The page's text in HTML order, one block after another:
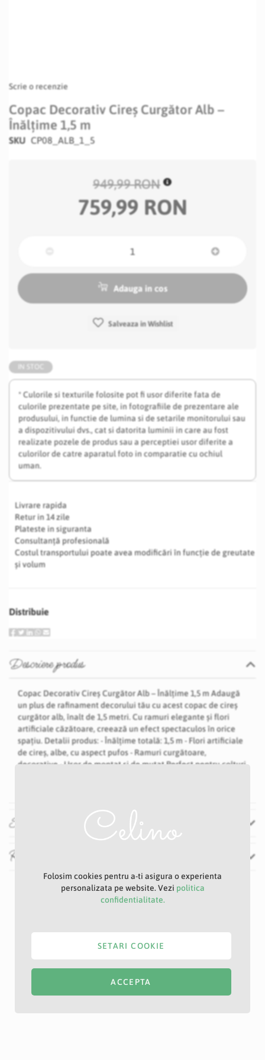
Scrie o recenzie
Copac Decorativ Cireș Curgător Alb –
Înălțime 1,5 m
SKU CP08_ALB_1_5
* Culorile si texturile folosite pot fi usor diferite fata de
culorile prezentate pe site, in fotografiile de prezentare ale
produsului, in functie de lumina si de setarile monitorului sau
a dispozitivului dvs., cat si datorita luminii in care au fost
realizate pozele de produs sau a perceptiei usor diferite a
culorilor de catre aparatul foto in comparatie cu ochiul
uman.
Livrare rapida
Retur in 14 zile
Plateste in siguranta
Consultanță profesională
Costul transportului poate avea modificări în funcție de greutate
și volum
Distribuie
949,99 RON
759,99 RON
Adauga in cos
Salveaza in Wishlist
Descriere produs
Copac Decorativ Cireș Curgător Alb – Înălțime 1,5 m Adaugă
un plus de rafinament decorului tău cu acest copac de cireș
curgător alb, înalt de 1,5 metri. Cu ramuri elegante și flori
artificiale căzătoare, creează un efect spectaculos în orice
spațiu. Detalii produs: - Înălțime totală: 1,5 m - Flori artificiale
de cireș, albe, cu aspect pufos - Ramuri curgătoare,
decorative - Ușor de montat și de mutat Perfect pentru colțuri
Specificatii
Recenzii
Folosim cookies pentru a-ti asigura o experienta
personalizata pe website. Vezi politica
confidentialitate.
ACCEPTA
SETARI COOKIE